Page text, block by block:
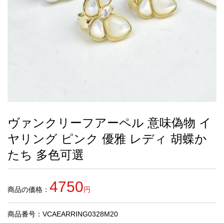
お
す
す
め
商
人
ヴァンクリーフアーペル 意味偽物 イ
ヤリング ピンク 優雅 レディ 胡蝶か
たち 多色可選
商品の価格： 4750円
商品番号：VCAEARRING0328M20